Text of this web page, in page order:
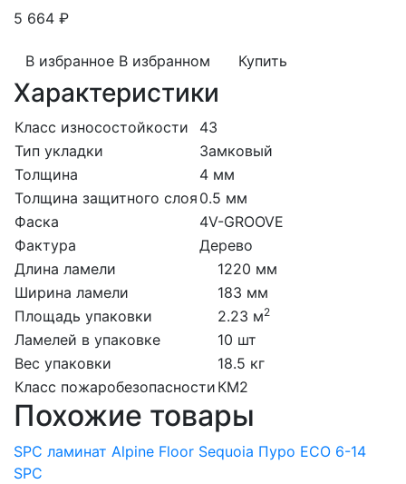
5 664 ₽
В избранное В избранном Купить
Характеристики
Класс износостойкости
43
Тип укладки
Замковый
Толщина
4 мм
Толщина защитного слоя 0.5 мм
Фаска
4V-GROOVE
Фактура
Дерево
Длина ламели
1220 мм
Ширина ламели
183 мм
Площадь упаковки
2.23 м2
Ламелей в упаковке
10 шт
Вес упаковки
18.5 кг
Класс пожаробезопасности КМ2
Похожие товары
SPC ламинат Alpine Floor Sequoia Пуро ЕСО 6-14
SPC